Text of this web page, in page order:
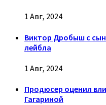
1 Авг, 2024
Виктор Дробыш с
лейбла
1 Авг, 2024
Продюсер оценил
Гагариной